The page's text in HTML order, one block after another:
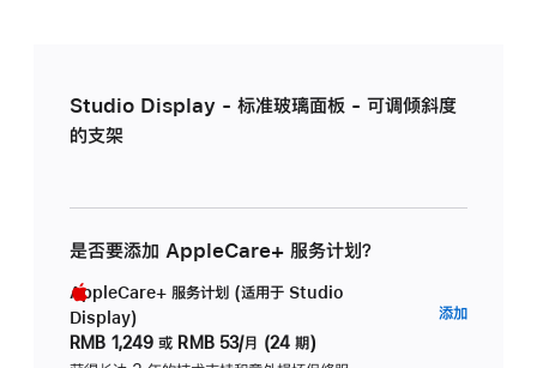
Studio Display - 标准玻璃面板 - 可调倾斜度
的支架
是否要添加 AppleCare+ 服务计划？
AppleCare+ 服务计划 (适用于 Studio
Display)
RMB 1,249 或 RMB 53/月 (24 期)
添加